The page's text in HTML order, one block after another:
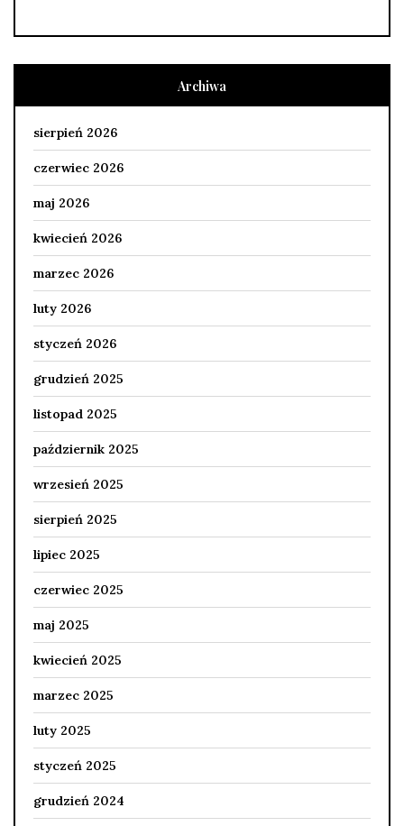
Archiwa
sierpień 2026
czerwiec 2026
maj 2026
kwiecień 2026
marzec 2026
luty 2026
styczeń 2026
grudzień 2025
listopad 2025
październik 2025
wrzesień 2025
sierpień 2025
lipiec 2025
czerwiec 2025
maj 2025
kwiecień 2025
marzec 2025
luty 2025
styczeń 2025
grudzień 2024